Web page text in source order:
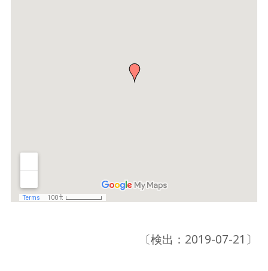
〔検出：2019-07-21〕